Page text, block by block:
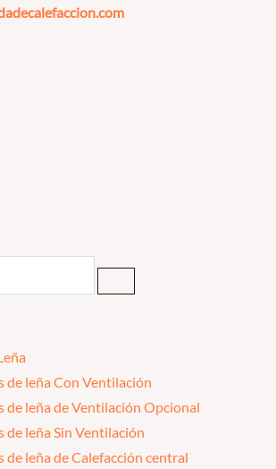
de leña Con Ventilación
de leña de Ventilación Opcional
de leña Sin Ventilación
de leña de Calefacción central